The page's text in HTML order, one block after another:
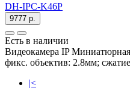
DH-IPC-K46P
9777 р.
Есть в наличии
Видеокамера IP
фикс. объектив: 2.8мм;
|<